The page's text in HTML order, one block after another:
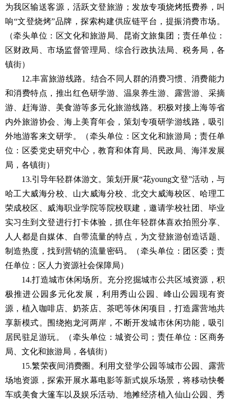
为我区输送客源，活跃文登旅游；发放专项烧烤抵费券，叫
响“文登烧烤”品牌，探索构建供应链平台，提振消费市场。
（牵头单位：区文化和旅游局、昆嵛文旅集团；责任单位：
区财政局、市场监督管理局、综合行政执法局、税务局，各
镇街）
12.丰富旅游线路。结合不同人群的消费习惯、消费能力
和消费特点，推出红色研学游、温泉养生游、露营游、采摘
游、赶海游、美食游等多元化旅游线路。积极对接上海等省
内外旅游协会、海上美育年会，策划专项研学游线路，吸引
外地游客来文研学。（牵头单位：区文化和旅游局；责任单
位：区委党史研究中心，教育和体育局、民政局、海洋发展
局，各镇街）
13.引导年轻群体游文。策划开展“花young文登”活动，与
哈工大威海分校、山大威海分校、北交大威海校区、哈理工
荣成校区、威海职业学院等院校联建，邀请学校社团、毕业
实习生到文登进行打卡体验，抓住年轻群体喜欢拍照分享、
人人都是自媒体、自带流量的特点，为文登旅游创造话题、
制造热度，找到营销的流量密码。（牵头单位：团区委；责
任单位：区人力资源社会保障局）
14.打造城市休闲场所。充分挖掘城市公共区域资源，积
极推进公园多元化发展，利用秀山公园、峰山公园现有资
源，植入咖啡店、奶茶店、茶吧等休闲项目，打造露营地共
享新模式。围绕抱龙河两岸，不断开发城市休闲功能，吸引
居民驻足游玩。（牵头单位：城资公司；责任单位：区商务
局、文化和旅游局，各镇街）
15.繁荣夜间消费圈。利用文登学公园等城市公园、露营
场地资源，探索开展水幕电影等新式娱乐场景，将移动快餐
车或美食大篷车以及娱乐活动、地摊经济植入仙山公园、秀